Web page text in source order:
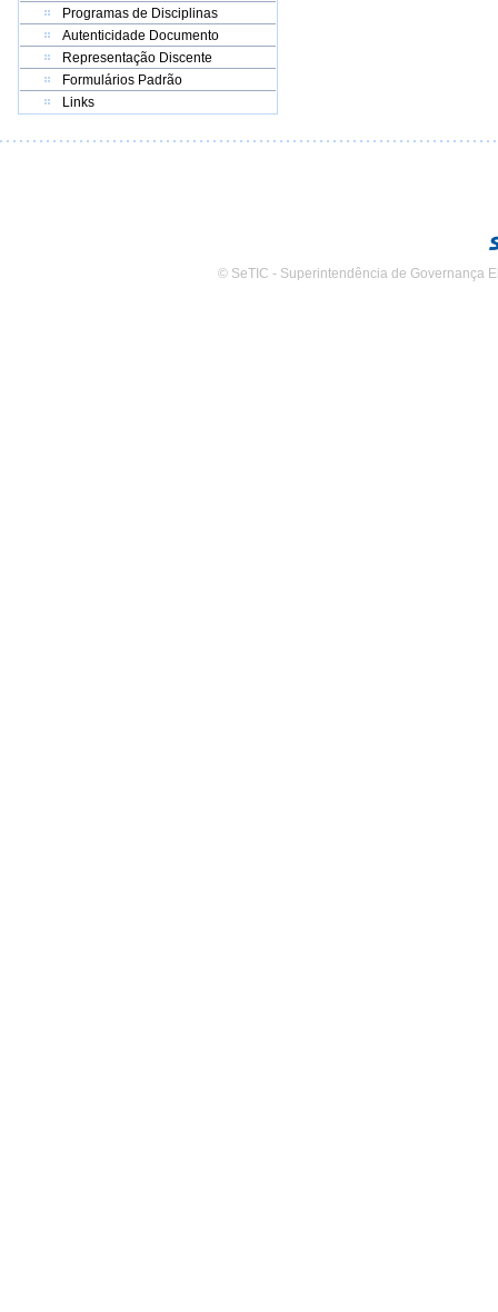
Programas de Disciplinas
Autenticidade Documento
Representação Discente
Formulários Padrão
Links
© SeTIC - Superintendência de Governança